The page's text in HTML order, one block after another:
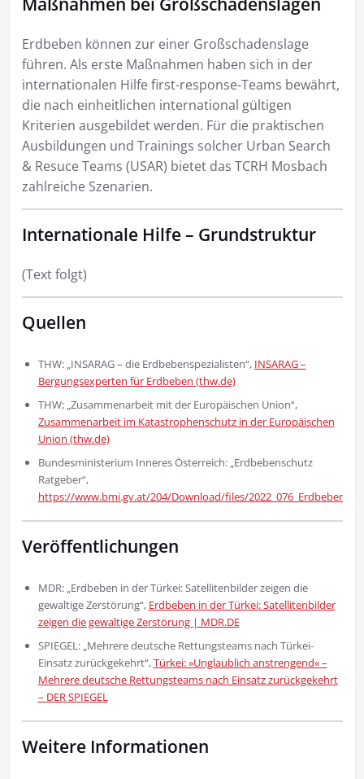
Erdbeben können zur einer Großschadenslage
führen. Als erste Maßnahmen haben sich in der
internationalen Hilfe first-response-Teams bewährt,
die nach einheitlichen international gültigen
Kriterien ausgebildet werden. Für die praktischen
Ausbildungen und Trainings solcher Urban Search
& Resuce Teams (USAR) bietet das TCRH Mosbach
zahlreiche Szenarien.
Internationale Hilfe – Grundstruktur
(Text folgt)
Quellen
THW: „INSARAG – die Erdbebenspezialisten“, INSARAG –
Bergungsexperten für Erdbeben (thw.de)
THW; „Zusammenarbeit mit der Europäischen Union“,
Zusammenarbeit im Katastrophenschutz in der Europäischen
Union (thw.de)
Bundesministerium Inneres Österreich: „Erdbebenschutz
Ratgeber“,
https://www.bmi.gv.at/204/Download/files/
Veröffentlichungen
MDR: „Erdbeben in der Türkei: Satellitenbilder zeigen die
gewaltige Zerstörung“, Erdbeben in der Türkei: Satellitenbilder
zeigen die gewaltige Zerstörung | MDR.DE
SPIEGEL: „Mehrere deutsche Rettungsteams nach Türkei-
Einsatz zurückgekehrt“,Türkei: »Unglaublich anstrengend« –
Mehrere deutsche Rettungsteams nach Einsatz zurückgekehrt
– DER SPIEGEL
Weitere Informationen